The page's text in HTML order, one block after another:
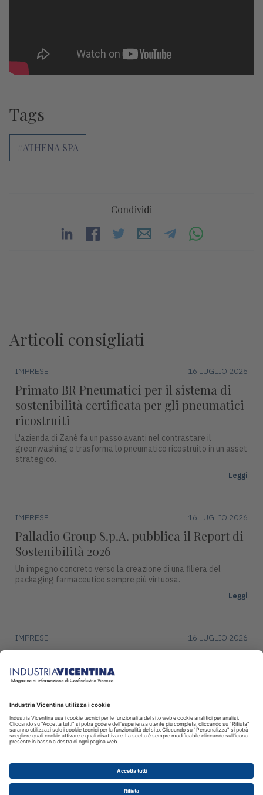
Tags
#ATHENA SPA
Condividi
Articoli consigliati
IMPRESE 16 LUGLIO 2026
Primato BR Pneumatici per il sistema di
sostenibilità certificata per gli pneumatici
ricostruiti
L'azienda di Zanè fa un passo avanti nel contrastare il
greenwashing e trasforma lo pneumatico ricostruito in un asset
strategico.
Leggi
IMPRESE 16 LUGLIO 2026
Palladio Group S.p.A. pubblica il Report di
Sostenibilità 2026
Un impegno concreto verso la creazione di una filiera del
packaging farmaceutico sempre più virtuosa.
Leggi
IMPRESE 16 LUGLIO 2026
dentistico del futuro
intelligenti per il settore dentale.
Leggi
© 2026 INDUSTRIA VICENTINA - Editore I.P.I srl, Piazza Castello 3
Vicenza - CF e P.IVA 00341780245 - Reg. Trib. Vicenza 431 del